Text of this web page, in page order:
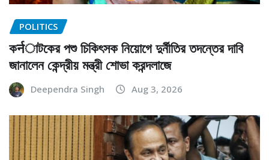
POLITICS
কर्नাটকের পশু চিকিৎসক নিয়োগে দুর্নীতির তদন্তের দাবি
জানালেন কেন্দ্রীয় মন্ত্রী শোভা করন্দলাজে
Deependra Singh Aug 3, 2026